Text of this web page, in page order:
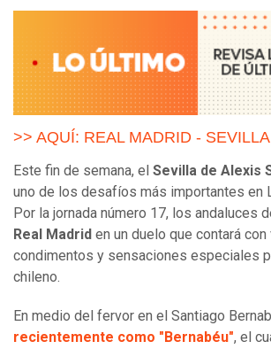
>> AQUÍ: REAL MADRID -
Este fin de semana, el Sevilla de Alexis
uno de los desafíos más importantes en
Por la jornada número 17, los andaluces
Real Madrid en un duelo que contará con
condimentos y sensaciones especiales
chileno.
En medio del fervor en el Santiago
recientemente como "Bernabéu", el